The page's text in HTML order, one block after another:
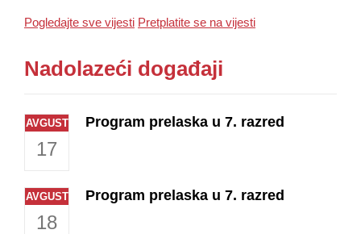
Pogledajte sve vijesti Pretplatite se na vijesti
Nadolazeći događaji
AVGUST
17
Program prelaska u 7. razred
AVGUST
18
Program prelaska u 7. razred